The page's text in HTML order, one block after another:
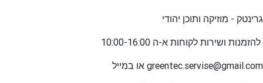
גרינטק - מוזיקה ותוכן יהודי
להזמנות ו
greentec.servise@gmail.com